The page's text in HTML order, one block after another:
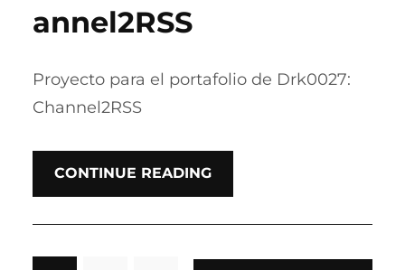
annel2RSS
Proyecto para el portafolio de Drk0027:
Channel2RSS
CONTINUE READING